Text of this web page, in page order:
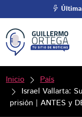
Inicio
País
Israel Vallarta:
prisión | ANTES y